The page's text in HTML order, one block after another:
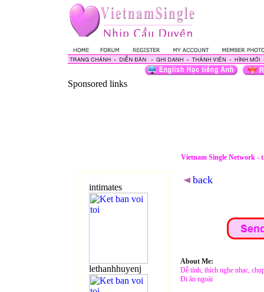
Sponsored links
Vietnam Single Network -
intimates
lethanhhuyenj
back
About Me:
Dễ tính, thích nghe nhạc,
Đi ăn ngoài